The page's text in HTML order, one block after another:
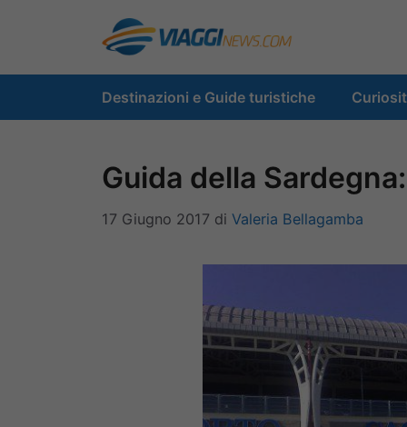
contenuto
Destinazioni e Guide turistiche
Guida della
17 Giugno 2017 di Valeria Bellagamba